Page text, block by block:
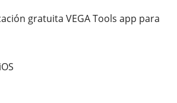
gratuita VEGA Tools app para